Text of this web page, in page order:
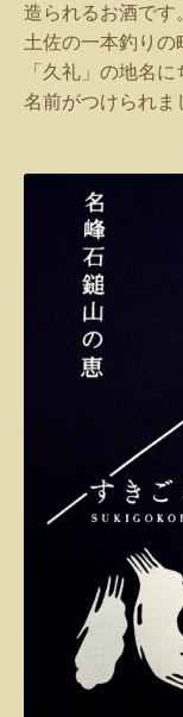
造られるお酒です
土佐の一本釣りの
「久礼」の地名
名前がつけられま